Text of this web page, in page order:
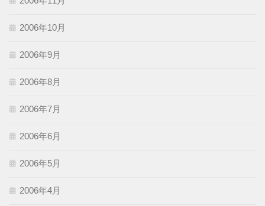
2006年10月
2006年9月
2006年8月
2006年7月
2006年6月
2006年5月
2006年4月